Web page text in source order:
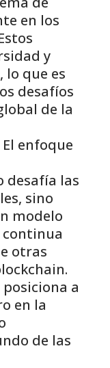
en los
y
lo que es
desafíos
de la
El enfoque
desafía las
sino
modelo
otras
a
en la
de las